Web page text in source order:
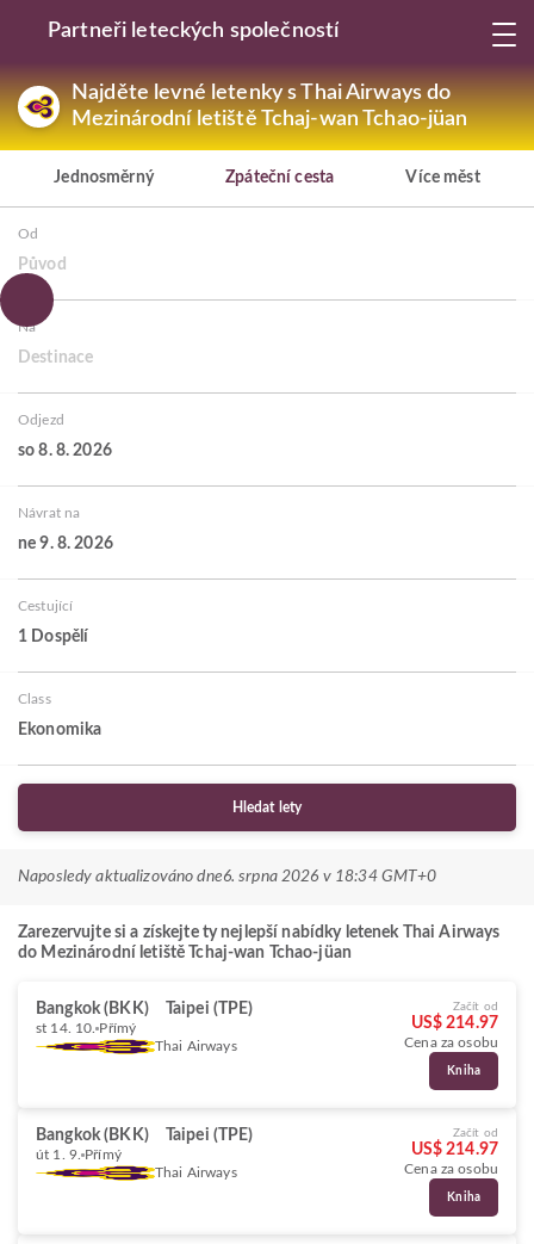
Partneři leteckých společností
Najděte levné letenky s Thai Airways do
Mezinárodní letiště Tchaj-wan Tchao-jüan
Jednosměrný Zpáteční cesta Více měst
Od
Původ
Na
Destinace
Odjezd
so 8. 8. 2026
Návrat na
ne 9. 8. 2026
Cestující
1 Dospělí
Class
Ekonomika
Hledat lety
Naposledy aktualizováno dne6. srpna 2026 v 18:34 GMT+0
Zarezervujte si a získejte ty nejlepší nabídky letenek Thai Airways
do Mezinárodní letiště Tchaj-wan Tchao-jüan
Bangkok (BKK) Taipei (TPE)
st 14. 10. Přímý
Thai Airways
Začít od
US$ 214.97
Cena za osobu
Kniha
Bangkok (BKK) Taipei (TPE)
út 1. 9. Přímý
Thai Airways
Začít od
US$ 214.97
Cena za osobu
Kniha